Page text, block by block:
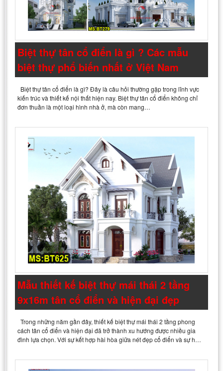
Biệt thự tân cổ điển là gì ? Các mẫu
biệt thự phổ biến nhất ở Việt Nam
Biệt thự tân cổ điển là gì? Đây là câu hỏi thường gặp trong lĩnh vực
kiến trúc và thiết kế nội thất hiện nay. Biệt thự tân cổ điển không chỉ
đơn thuần là một loại hình nhà ở, mà còn mang…
Mẫu thiết kế biệt thự mái thái 2 tầng
9x16m tân cổ điển và hiện đại đẹp
Trong những năm gần đây, thiết kế biệt thự mái thái 2 tầng phong
cách tân cổ điển và hiện đại đã trở thành xu hướng được nhiều gia
đình lựa chọn. Với sự kết hợp hài hòa giữa nét đẹp cổ điển và sự h…